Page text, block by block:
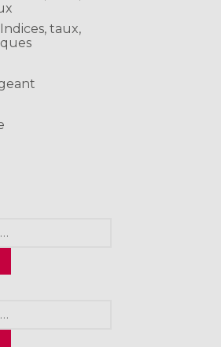
taux,